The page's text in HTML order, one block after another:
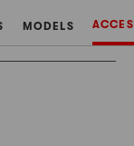
MODELS